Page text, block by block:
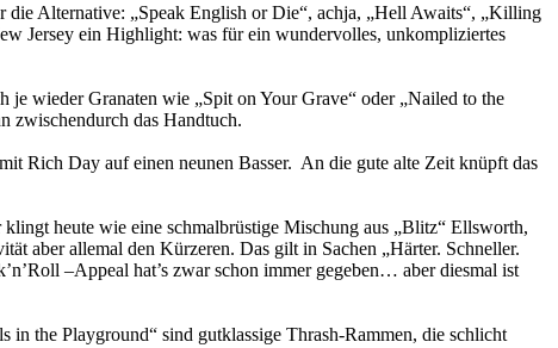
Alternative: „Speak English or Die“, achja, „Hell Awaits“, „Killing
Jersey ein Highlight: was für ein wundervolles, unkompliziertes
wieder Granaten wie „Spit on Your Grave“ oder „Nailed to the
zwischendurch das Handtuch.
Rich Day auf einen neunen Basser. An die gute alte Zeit knüpft das
heute wie eine schmalbrüstige Mischung aus „Blitz“ Ellsworth,
aber allemal den Kürzeren. Das gilt in Sachen „Härter. Schneller.
–Appeal hat’s zwar schon immer gegeben… aber diesmal ist
the Playground“ sind gutklassige Thrash-Rammen, die schlicht